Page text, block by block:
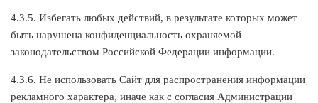
4.3.5. Избегать любых действий, в результате которых может
быть нарушена конфиденциальность охраняемой
законодательством Российской Федерации информации.
4.3.6. Не использовать Сайт для распространения информации
рекламного характера, иначе как с согласия Администрации